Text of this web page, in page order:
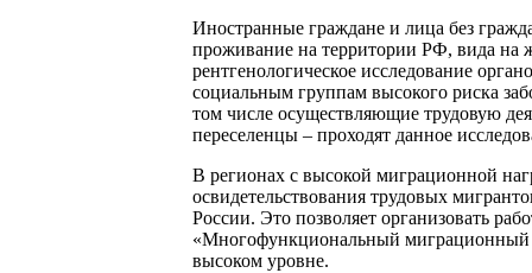
Иностранные граждане и лица без
проживание на территории РФ, вида на
рентгенологическое исследование
социальным группам высокого риска
том числе осуществляющие трудовую
переселенцы – проходят данное
В регионах с высокой миграционной
освидетельствования трудовых
России. Это позволяет организовать
«Многофункциональный миграционный
высоком уровне.